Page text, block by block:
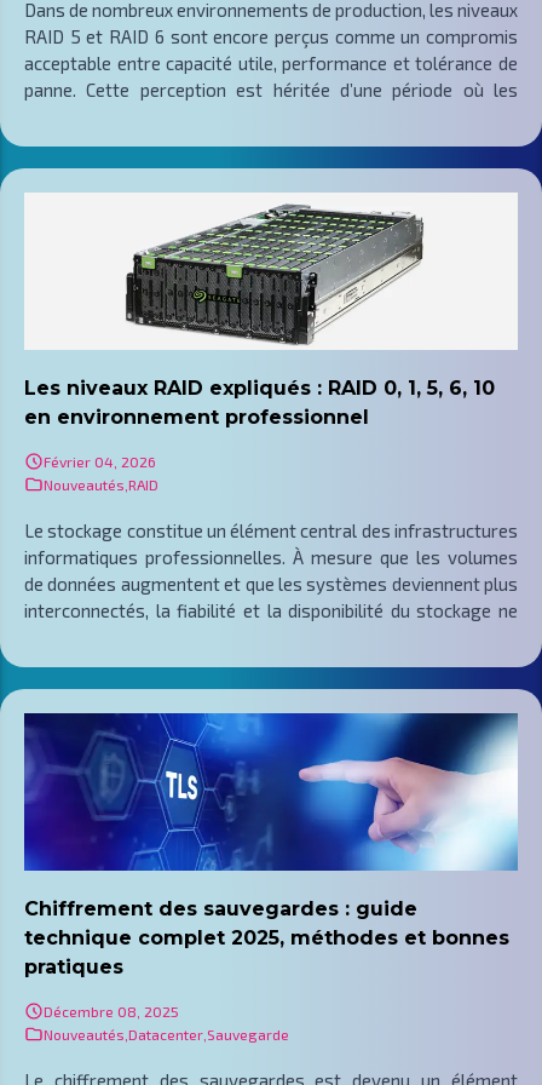
Dans de nombreux environnements de production, les niveaux
RAID 5 et RAID 6 sont encore perçus comme un compromis
acceptable entre capacité utile, performance et tolérance de
panne. Cette perception est héritée d’une période où les
de reconstruction plus courts et un risque statistique
d’erreurs de lecture non récupérables nettement moins
critique. Avec la généralisation des disques de plusieurs
dizaines de téraoctets, la situation a changé : le volume de
données à relire pendant un rebuild explose, la durée de
reconstruction s’allonge fortement et la probabilité de
rencontrer une URE pendant cette fenêtre augmente de
manière significative. Continuer à dimensionner des grappes
RAID 5 et RAID 6 comme il y a dix ou quinze ans expose
désormais certaines productions à un niveau de risque
largement sous-estimé.
Le problème est concret. Lorsqu’un disque tombe en panne,
les temps de reconstruction RAID 5 et RAID 6 se mesurent
Les niveaux RAID expliqués : RAID 0, 1, 5, 6, 10
en environnement professionnel
Février 04, 2026
Nouveautés RAID
Le stockage constitue un élément central des infrastructures
informatiques professionnelles. À mesure que les volumes
de données augmentent et que les systèmes deviennent plus
interconnectés, la fiabilité et la disponibilité du stockage ne
en particulier celles liées aux disques, font partie des incidents
les plus fréquents dans les environnements serveurs, qu’ils
soient physiques ou virtualisés.
Les niveaux RAID ont été conçus pour répondre à ces
contraintes en proposant différentes méthodes
d’organisation des données sur plusieurs disques. Chaque
niveau RAID repose sur des mécanismes spécifiques de
répartition, de duplication ou de parité, avec des impacts
directs sur les performances, la capacité utile et la tolérance
aux pannes. Le choix d’un niveau RAID n’est donc jamais
neutre et conditionne le comportement réel du système de
stockage en situation normale comme en situation dégradée.
En environnement professionnel, les
Chiffrement des sauvegardes : guide
technique complet 2025, méthodes et bonnes
pratiques
Décembre 08, 2025
Nouveautés Datacenter Sauvegarde
Le chiffrement des sauvegardes est devenu un élément